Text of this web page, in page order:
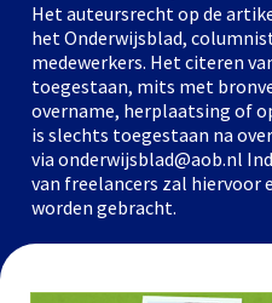
Het auteursrecht op de
het Onderwijsblad,
medewerkers. Het citeren
toegestaan, mits met
overname, herplaatsing of
is slechts toegestaan na
via onderwijsblad@aob.nl
van freelancers zal hiervoor
worden gebracht.